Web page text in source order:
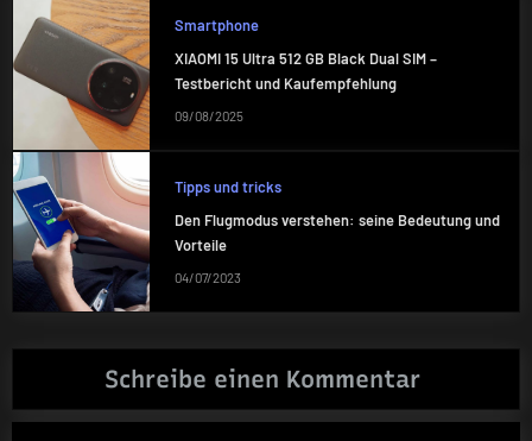
Smartphone
XIAOMI 15 Ultra 512 GB Black Dual SIM –
Testbericht und Kaufempfehlung
09/08/2025
Tipps und tricks
Den Flugmodus verstehen: seine Bedeutung und
Vorteile
04/07/2023
Schreibe einen Kommentar